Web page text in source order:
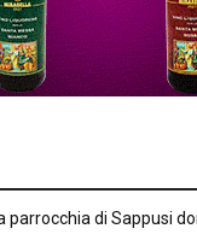
parrocchia di Sappusi